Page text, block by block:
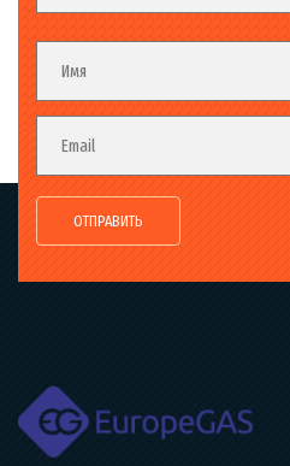
Fieldset
Имя
Email